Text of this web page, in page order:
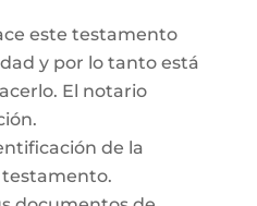
este testamento
y por lo tanto está
El notario
de la
testamento.